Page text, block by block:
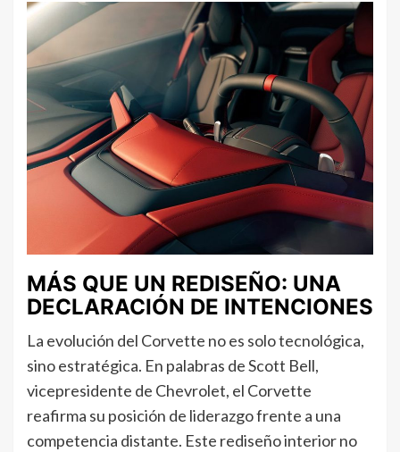
MÁS QUE UN REDISEÑO: UNA
DECLARACIÓN DE INTENCIONES
La evolución del Corvette no es solo tecnológica,
sino estratégica. En palabras de Scott Bell,
vicepresidente de Chevrolet, el Corvette
reafirma su posición de liderazgo frente a una
competencia distante. Este rediseño interior no